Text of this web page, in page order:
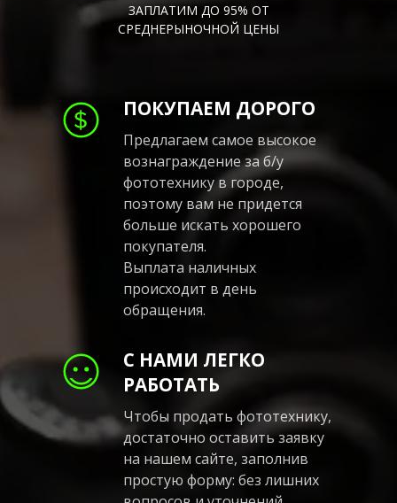
ЗАПЛАТИМ ДО 95% ОТ
СРЕДНЕРЫНОЧНОЙ ЦЕНЫ
ПОКУПАЕМ ДОРОГО
Предлагаем самое высокое
вознаграждение за б/у
фототехнику в городе,
поэтому вам не придется
больше искать хорошего
покупателя.
Выплата наличных
происходит в день
обращения.
С НАМИ ЛЕГКО
РАБОТАТЬ
Чтобы продать фототехнику,
достаточно оставить заявку
на нашем сайте, заполнив
простую форму: без лишних